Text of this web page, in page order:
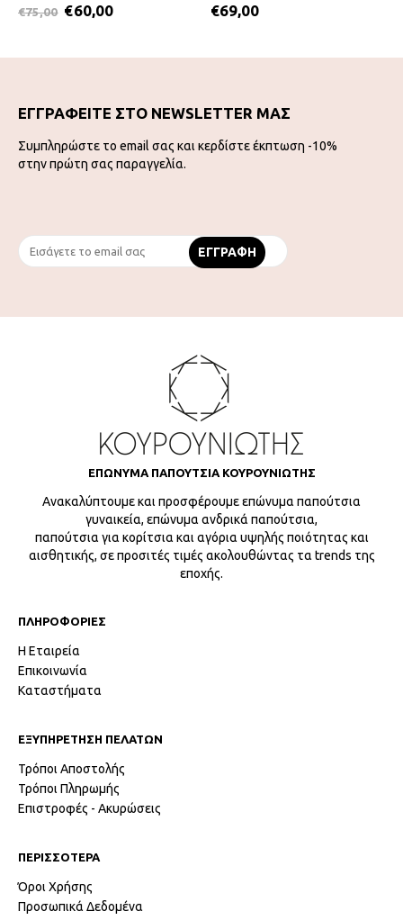
€75,00 €60,00 €69,00
ΕΓΓΡΑΦΕΙΤΕ ΣΤΟ NEWSLETTER ΜΑΣ
Συμπληρώστε το email σας και κερδίστε έκπτωση -10%
στην πρώτη σας παραγγελία.
ΕΠΩΝΥΜΑ ΠΑΠΟΥΤΣΙΑ ΚΟΥΡΟΥΝΙΩΤΗΣ
Ανακαλύπτουμε και προσφέρουμε επώνυμα παπούτσια
γυναικεία, επώνυμα ανδρικά παπούτσια,
παπούτσια για κορίτσια και αγόρια υψηλής ποιότητας και
αισθητικής, σε προσιτές τιμές ακολουθώντας τα trends της
εποχής.
ΠΛΗΡΟΦΟΡΙΕΣ
Η Εταιρεία
Επικοινωνία
Καταστήματα
ΕΞΥΠΗΡΕΤΗΣΗ ΠΕΛΑΤΩΝ
Τρόποι Αποστολής
Τρόποι Πληρωμής
Επιστροφές - Ακυρώσεις
ΠΕΡΙΣΣΟΤΕΡΑ
Όροι Χρήσης
Προσωπικά Δεδομένα